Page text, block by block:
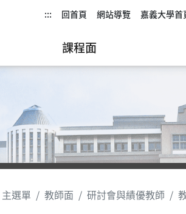
::: 回首頁 網站導覽 嘉義大學首
課程面
主選單 教師面 研討會與績優教師